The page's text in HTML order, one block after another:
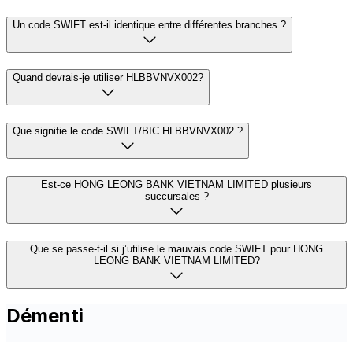
Un code SWIFT est-il identique entre différentes branches ?
Quand devrais-je utiliser HLBBVNVX002?
Que signifie le code SWIFT/BIC HLBBVNVX002 ?
Est-ce HONG LEONG BANK VIETNAM LIMITED plusieurs
succursales ?
Que se passe-t-il si j’utilise le mauvais code SWIFT pour HONG
LEONG BANK VIETNAM LIMITED?
Démenti